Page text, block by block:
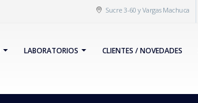
Sucre 3-60 y Vargas Machuca
LABORATORIOS CLIENTES / NOVEDADES